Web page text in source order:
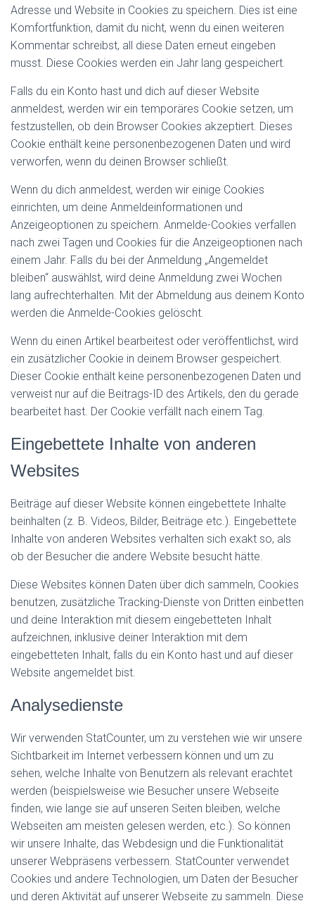
Adresse und Website in Cookies zu speichern. Dies ist eine
Komfortfunktion, damit du nicht, wenn du einen weiteren
Kommentar schreibst, all diese Daten erneut eingeben
musst. Diese Cookies werden ein Jahr lang gespeichert.
Falls du ein Konto hast und dich auf dieser Website
anmeldest, werden wir ein temporäres Cookie setzen, um
festzustellen, ob dein Browser Cookies akzeptiert. Dieses
Cookie enthält keine personenbezogenen Daten und wird
verworfen, wenn du deinen Browser schließt.
Wenn du dich anmeldest, werden wir einige Cookies
einrichten, um deine Anmeldeinformationen und
Anzeigeoptionen zu speichern. Anmelde-Cookies verfallen
nach zwei Tagen und Cookies für die Anzeigeoptionen nach
einem Jahr. Falls du bei der Anmeldung „Angemeldet
bleiben“ auswählst, wird deine Anmeldung zwei Wochen
lang aufrechterhalten. Mit der Abmeldung aus deinem Konto
werden die Anmelde-Cookies gelöscht.
Wenn du einen Artikel bearbeitest oder veröffentlichst, wird
ein zusätzlicher Cookie in deinem Browser gespeichert.
Dieser Cookie enthält keine personenbezogenen Daten und
verweist nur auf die Beitrags-ID des Artikels, den du gerade
bearbeitet hast. Der Cookie verfällt nach einem Tag.
Eingebettete Inhalte von anderen
Websites
Beiträge auf dieser Website können eingebettete Inhalte
beinhalten (z. B. Videos, Bilder, Beiträge etc.). Eingebettete
Inhalte von anderen Websites verhalten sich exakt so, als
ob der Besucher die andere Website besucht hätte.
Diese Websites können Daten über dich sammeln, Cookies
benutzen, zusätzliche Tracking-Dienste von Dritten einbetten
und deine Interaktion mit diesem eingebetteten Inhalt
aufzeichnen, inklusive deiner Interaktion mit dem
eingebetteten Inhalt, falls du ein Konto hast und auf dieser
Website angemeldet bist.
Analysedienste
Wir verwenden StatCounter, um zu verstehen wie wir unsere
Sichtbarkeit im Internet verbessern können und um zu
sehen, welche Inhalte von Benutzern als relevant erachtet
werden (beispielsweise wie Besucher unsere Webseite
finden, wie lange sie auf unseren Seiten bleiben, welche
Webseiten am meisten gelesen werden, etc.). So können
wir unsere Inhalte, das Webdesign und die Funktionalität
unserer Webpräsens verbessern. StatCounter verwendet
Cookies und andere Technologien, um Daten der Besucher
und deren Aktivität auf unserer Webseite zu sammeln. Diese